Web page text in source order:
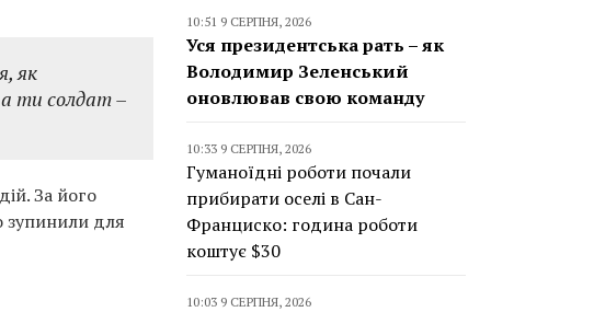
як
ти солдат –
За його
зупинили для
10:51 9 СЕРПНЯ, 2026
Уся президентська рать – як
Володимир Зеленський
оновлював свою команду
10:33 9 СЕРПНЯ, 2026
Гуманоїдні роботи почали
прибирати оселі в Сан-
Франциско: година роботи
коштує $30
10:03 9 СЕРПНЯ, 2026